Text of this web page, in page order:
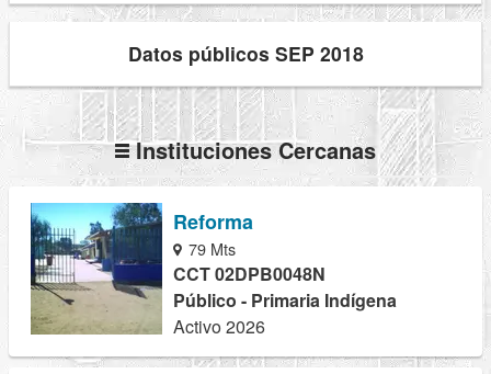
Datos públicos SEP 2018
Instituciones Cercanas
Reforma
79 Mts
CCT 02DPB0048N
Público - Primaria Indígena
Activo 2026